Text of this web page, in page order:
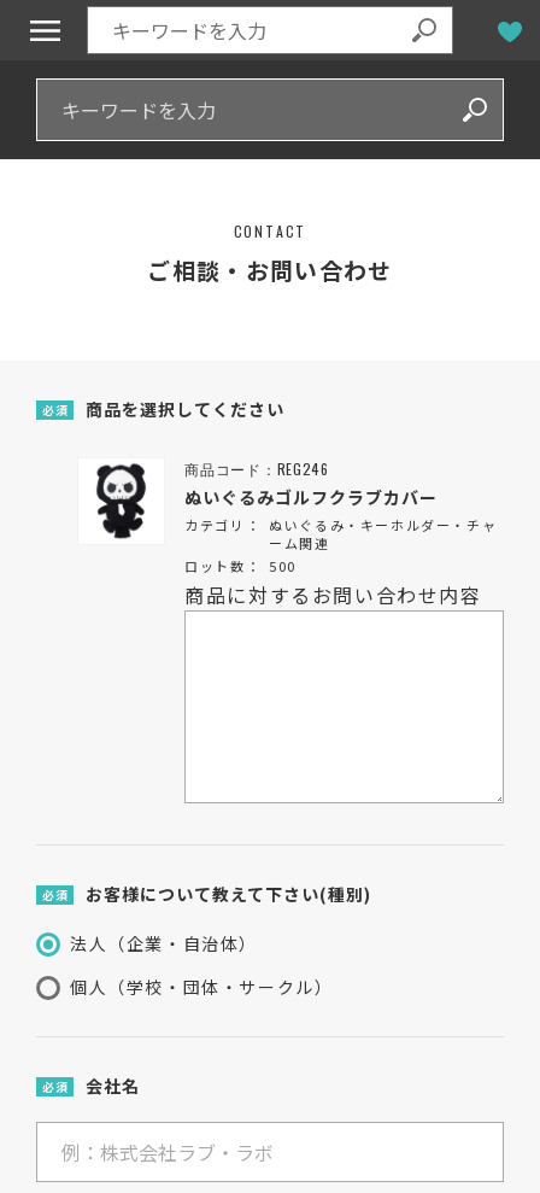
CONTACT
ご相談・お問い合わせ
必須 商品を選択してください
商品コード：REG246
ぬいぐるみゴルフクラブカバー
カテゴリ：
ぬいぐるみ・キーホルダー・チャ
ーム関連
ロット数：
500
商品に対するお問い合わせ内容
必須 お客様について教えて下さい(種別)
法人（企業・自治体）
個人（学校・団体・サークル）
必須 会社名